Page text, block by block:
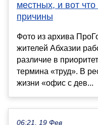
местных, и вот
причины
Фото из архива
жителей Абхазии
различие в
термина «труд». В
жизни «офис с дев...
06:21, 19 Фев